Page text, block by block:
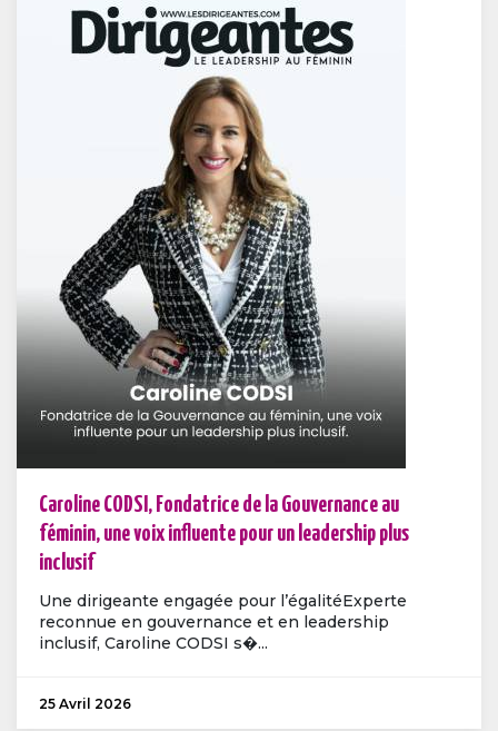
Caroline CODSI, Fondatrice de la Gouvernance au
féminin, une voix influente pour un leadership plus
inclusif
Une dirigeante engagée pour l’égalitéExperte
reconnue en gouvernance et en leadership
inclusif, Caroline CODSI s�...
25 Avril 2026